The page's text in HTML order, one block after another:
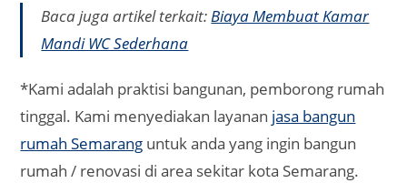
Baca juga artikel terkait:Biaya Membuat Kamar
Mandi WC Sederhana
*Kami adalah praktisi bangunan, pemborong rumah
tinggal. Kami menyediakan layanan jasa bangun
rumah Semarang untuk anda yang ingin bangun
rumah / renovasi di area sekitar kota Semarang.